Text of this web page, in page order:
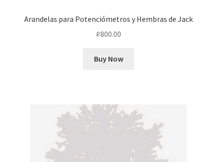
Arandelas para Potenciómetros y Hembras de Jack
₽800.00
Buy Now